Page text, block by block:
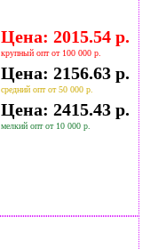
Цена: 2015.54 р.
крупный опт от 100 000 р.
Цена: 2156.63 р.
средний опт от 50 000 р.
Цена: 2415.43 р.
мелкий опт от 10 000 р.